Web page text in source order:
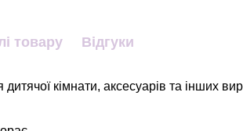
товару Відгуки
кімнати, аксесуарів та інших